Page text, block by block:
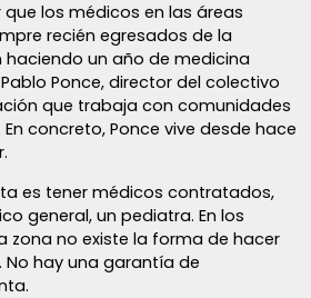
los médicos en las áreas
recién egresados de la
un año de medicina
Ponce, director del colectivo
que trabaja con comunidades
concreto, Ponce vive desde hace
es tener médicos contratados,
general, un pediatra. En los
zona no existe la forma de hacer
No hay una garantía de